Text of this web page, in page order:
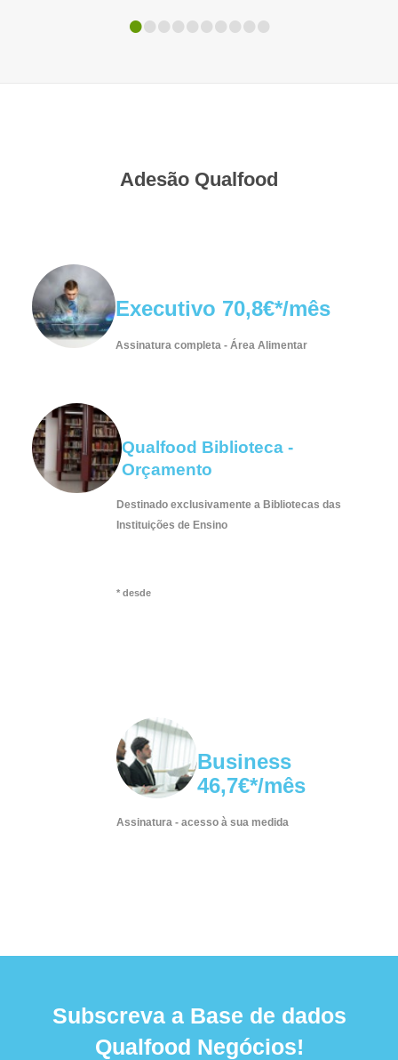
••••••••••
Adesão Qualfood
Executivo 70,8€*/mês
Assinatura completa - Área Alimentar
Qualfood Biblioteca -
Orçamento
Destinadoexclusivamente a Bibliotecas das
Instituições de Ensino
* desde
Business
46,7€*/mês
Assinatura - acesso à sua medida
Subscreva a Base de dados
Qualfood Negócios!